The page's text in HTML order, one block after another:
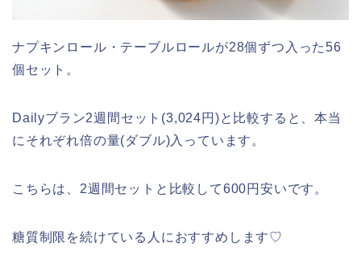
ナプキンロール・テーブルロールが28個ずつ入った56
個セット。
Dailyブラン2週間セット(3,024円)と比較すると、本当
にそれぞれ倍の量(ダブル)入っています。
こちらは、2週間セットと比較して600円安いです。
糖質制限を続けている人におすすめします♡